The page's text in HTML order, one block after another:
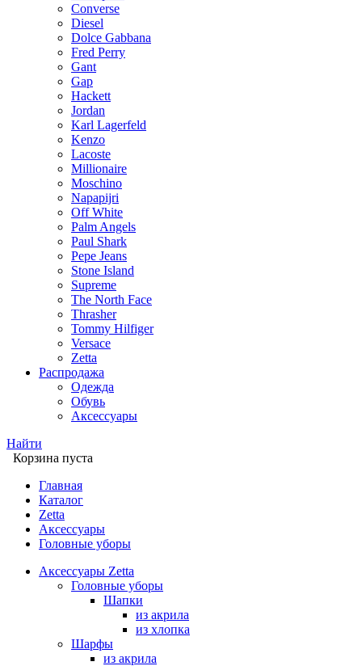
Converse
Diesel
Dolce Gabbana
Fred Perry
Gant
Gap
Hackett
Jordan
Karl Lagerfeld
Kenzo
Lacoste
Millionaire
Moschino
Napapijri
Off White
Palm Angels
Paul Shark
Pepe Jeans
Stone Island
Supreme
The North Face
Thrasher
Tommy Hilfiger
Versace
Zetta
Распродажа
Одежда
Обувь
Аксессуары
Найти
Корзина пуста
Главная
Каталог
Zetta
Аксессуары
Головные уборы
Аксессуары Zetta
Головные уборы
Шапки
из акрила
из хлопка
Шарфы
из акрила